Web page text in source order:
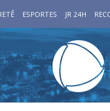
ESPORTES JR 24H